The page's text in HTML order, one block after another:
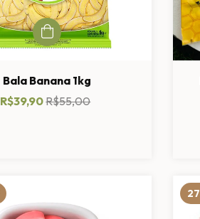
Bala Banana 1kg
R$39,90R$55,00
27